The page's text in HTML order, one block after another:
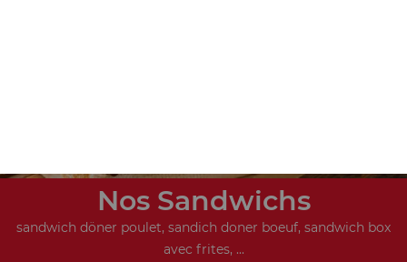
Nos Sandwichs
sandwich döner poulet, sandich doner boeuf, sandwich box
avec frites, ...